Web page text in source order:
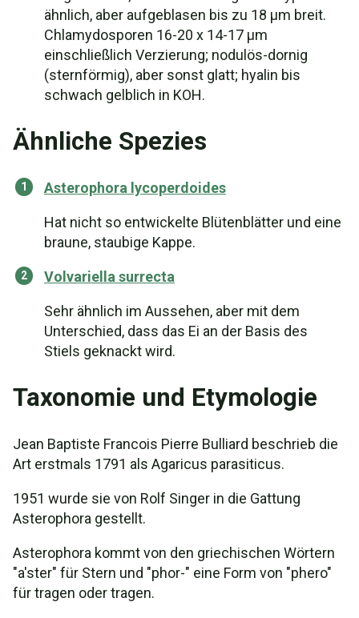
ähnlich, aber aufgeblasen bis zu 18 µm breit.
Chlamydosporen 16-20 x 14-17 µm
einschließlich Verzierung; nodulös-dornig
(sternförmig), aber sonst glatt; hyalin bis
schwach gelblich in KOH.
Ähnliche Spezies
Asterophora lycoperdoides
Hat nicht so entwickelte Blütenblätter und eine
braune, staubige Kappe.
Volvariella surrecta
Sehr ähnlich im Aussehen, aber mit dem
Unterschied, dass das Ei an der Basis des
Stiels geknackt wird.
Taxonomie und Etymologie
Jean Baptiste Francois Pierre Bulliard beschrieb die
Art erstmals 1791 als Agaricus parasiticus.
1951 wurde sie von Rolf Singer in die Gattung
Asterophora gestellt.
Asterophora kommt von den griechischen Wörtern
"a'ster" für Stern und "phor-" eine Form von "phero"
für tragen oder tragen.